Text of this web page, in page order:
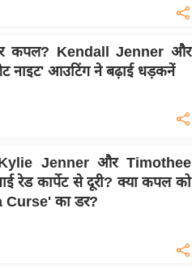
कपल? Kendall Jenner और
नाइट' आउटिंग ने बढ़ाई धड़कनें
Jenner और Timothee
रेड कार्पेट से दूरी? क्या कपल को
Curse' का डर?